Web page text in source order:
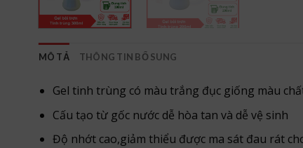
MÔ TẢ THÔNG TIN BỔ SUNG
Gel tinh trùng có màu trắng đục giống màu
Cấu tạo từ gốc nước dễ hòa tan và dễ vệ sinh
Độ nhớt cao,giảm thiểu được ma sát đau rát